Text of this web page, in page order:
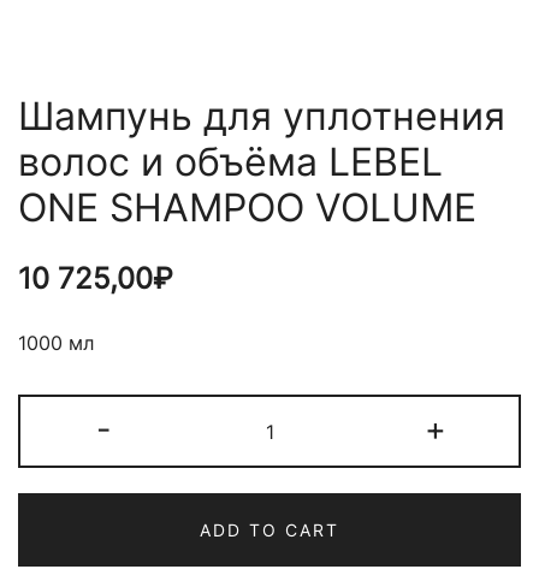
Шампунь для уплотнения
волос и объёма LEBEL
ONE SHAMPOO VOLUME
10 725,00₽
1000 мл
-
для
уплотнения
и
объёма
+
ADD TO CART